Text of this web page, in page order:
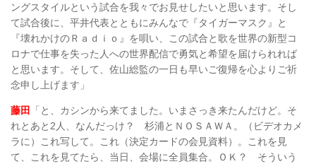
ングスタイルという試合を我々でお見せしたいと思います。そし
て試合後に、平井代表とともにみんなで『タイガーマスク』と
『壊れかけのＲａｄｉｏ』を唄い、この試合と歌を世界の新型コ
ロナで仕事を失った人への世界配信で勇気と希望を届けられれば
と思います。そして、佐山総監の一日も早いご復帰を心よりご祈
念申し上げます」
藤田
「と、カシンから来てました。いまさっき来たんだけど。そ
れとあと2人、なんだっけ？ 杉浦とＮＯＳＡＷＡ。（ビデオカメ
ラに）これ写して。これ（決定カードの会見資料）。これを見
て、これを見てたら、当日、会場に全員集合。ＯＫ？ そういう